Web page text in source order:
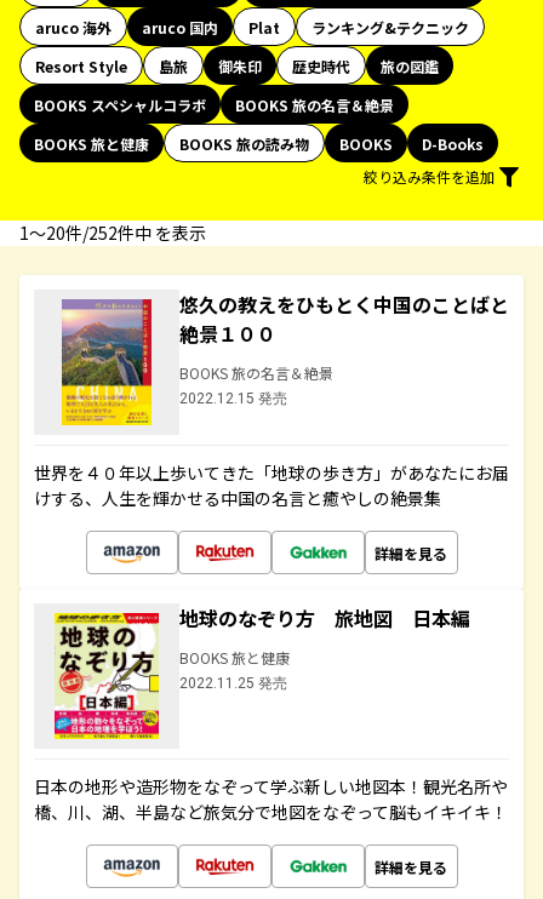
aruco 海外
aruco 国内 Plat
ランキング&テクニック
Resort Style
島旅 御朱印 歴史時代
旅の図鑑
BOOKS スペシャルコラボ
BOOKS 旅の名言＆絶景
BOOKS 旅と健康
BOOKS 旅の読み物 BOOKS
D-Books
絞り込み条件を追加
1〜20件/252件中 を表示
悠久の教えをひもとく中国のことばと
絶景１００
BOOKS 旅の名言＆絶景
2022.12.15 発売
世界を４０年以上歩いてきた「地球の歩き方」があなたにお届
けする、人生を輝かせる中国の名言と癒やしの絶景集
詳細を見る
地球のなぞり方 旅地図 日本編
BOOKS 旅と健康
2022.11.25 発売
日本の地形や造形物をなぞって学ぶ新しい地図本！観光名所や
橋、川、湖、半島など旅気分で地図をなぞって脳もイキイキ！
詳細を見る